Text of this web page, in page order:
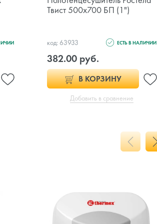
Твист 500x700 БП (1")
код: 63933 ЕСТЬ В НАЛИЧИИ
382.00 руб.
В КОРЗИНУ
Добавить в сравнение